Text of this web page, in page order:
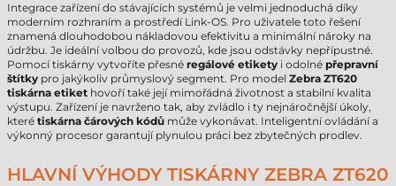
Integrace zařízení do stávajících systémů je velmi jednoduchá díky
moderním rozhraním a prostředí Link-OS. Pro uživatele toto řešení
znamená dlouhodobou nákladovou efektivitu a minimální nároky na
údržbu. Je ideální volbou do provozů, kde jsou odstávky nepřípustné.
Pomocí tiskárny vytvoříte přesné regálové etikety i odolné přepravní
štítky pro jakýkoliv průmyslový segment. Pro model Zebra ZT620
tiskárna etiket hovoří také její mimořádná životnost a stabilní kvalita
výstupu. Zařízení je navrženo tak, aby zvládlo i ty nejnáročnější úkoly,
které tiskárna čárových kódů může vykonávat. Inteligentní ovládání a
výkonný procesor garantují plynulou práci bez zbytečných prodlev.
HLAVNÍ VÝHODY TISKÁRNY ZEBRA ZT620